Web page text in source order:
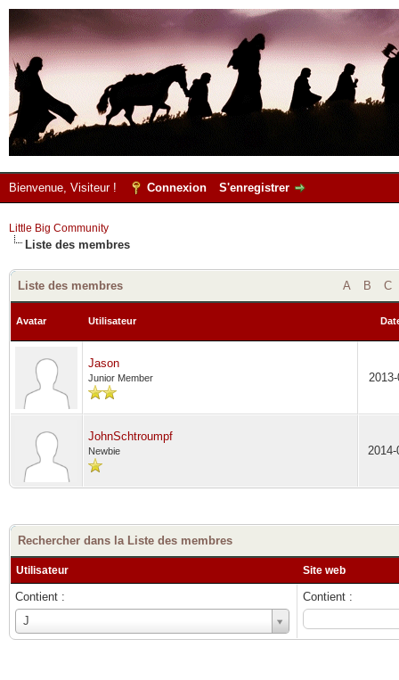
Bienvenue, Visiteur ! Connexion S'enregistrer
Little Big Community
Liste des membres
A B C
Liste des membres
Avatar Utilisateur
Jason
Junior Member
JohnSchtroumpf
Newbie
Rechercher dans la Liste des membres
Utilisateur Site web
Contient :
J
Utilisateur
Contient :